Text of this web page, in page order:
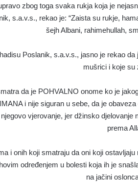
zbog toga svaka rukja koja je
s.a.v.s., rekao je: “Zaista su rukje,
šejh Albani, rahimehullah,
Poslanik, s.a.v.s., jasno je rekao
mušrici i koje su
da je POHVALNO onome ko je
i nije siguran u sebe, da je
vjerovanje, jer džinsko
prema
i onih koji smatraju da oni koji
određenjem u bolesti koja ih je
na jačini